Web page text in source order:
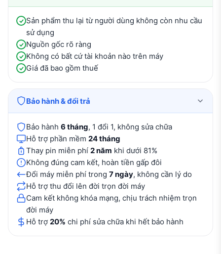
Sản phẩm thu lại từ người dùng không còn nhu cầu
sử dụng
Nguồn gốc rõ ràng
Không có bất cứ tài khoản nào trên máy
Giá đã bao gồm thuế
Bảo hành & đổi trả
Bảo hành 6 tháng, 1 đổi 1, không sửa chữa
Hỗ trợ phần mềm 24 tháng
Thay pin miễn phí 2 năm khi dưới 81%
Không đúng cam kết, hoàn tiền gấp đôi
Đổi máy miễn phí trong 7 ngày, không cần lý do
Hỗ trợ thu đổi lên đời trọn đời máy
Cam kết không khóa mạng, chịu trách nhiệm trọn
đời máy
Hỗ trợ 20% chi phí sửa chữa khi hết bảo hành